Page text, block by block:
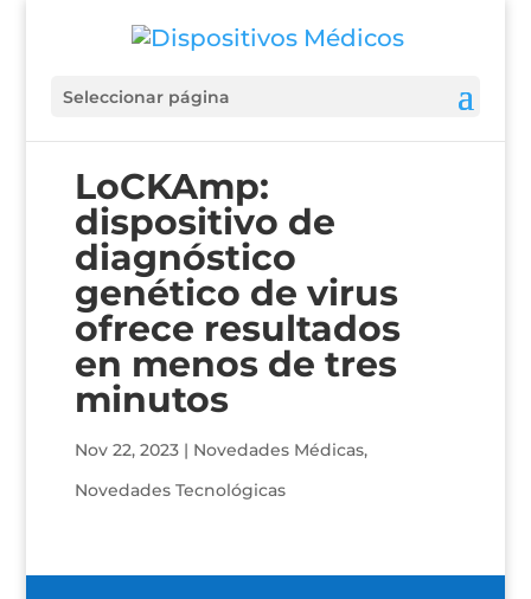
Seleccionar página
LoCKAmp:
dispositivo de
diagnóstico
genético de virus
ofrece resultados
en menos de tres
minutos
Nov 22, 2023| Novedades Médicas,
Novedades Tecnológicas